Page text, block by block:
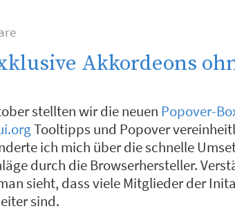
Akkordeons
stellten wir die neuen Popover-
Tooltipps und Popover
ich mich über die schnelle
durch die Browserhersteller.
sieht, dass viele Mitglieder der
sind.